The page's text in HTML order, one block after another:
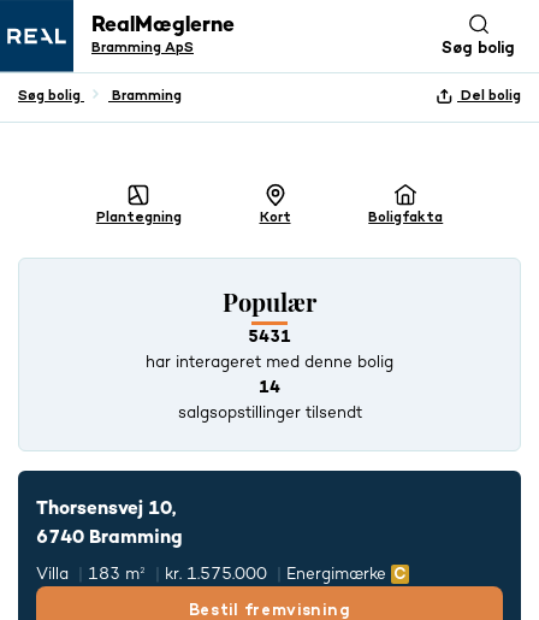
RealMæglerne
Bramming ApS Søg bolig
Søg bolig Bramming Del bolig
+ 24 BILLEDER
Boligfakta
Plantegning Kort
Populær
5431
har interageret med denne bolig
14
salgsopstillinger tilsendt
Thorsensvej 10,
6740 Bramming
Villa 183 m² kr. 1.575.000 Energimærke
Bestil fremvisning